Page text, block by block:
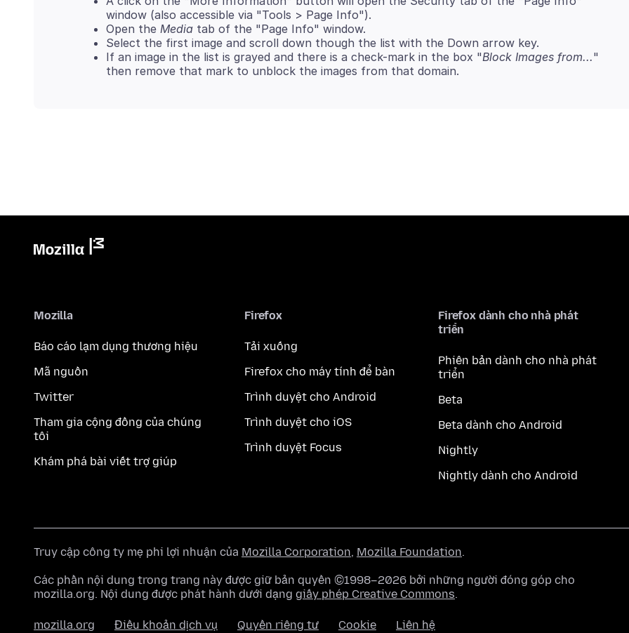
window (also accessible via "Tools > Page Info").
Open the Media tab of the "Page Info" window.
Select the first image and scroll down though the list with the Down arrow key.
If an image in the list is grayed and there is a check-mark in the box "Block Images from..."
then remove that mark to unblock the images from that domain.
Mozilla
Báo cáo lạm dụng thương hiệu
Mã nguồn
Twitter
Tham gia cộng đồng của chúng
tôi
Khám phá bài viết trợ giúp
Firefox
Tải xuống
Firefox cho máy tính để bàn
Trình duyệt cho Android
Trình duyệt cho iOS
Trình duyệt Focus
Firefox dành cho nhà phát
triển
Phiên bản dành cho nhà phát
triển
Beta
Beta dành cho Android
Nightly
Nightly dành cho Android
Truy cập công ty mẹ phi lợi nhuận của Mozilla Corporation, Mozilla Foundation.
Các phần nội dung trong trang này được giữ bản quyền ©1998–2026 bởi những người đóng góp cho
mozilla.org. Nội dung được phát hành dưới dạng giấy phép Creative Commons.
mozilla.org Điều khoản dịch vụ Quyền riêng tư Cookie Liên hệ